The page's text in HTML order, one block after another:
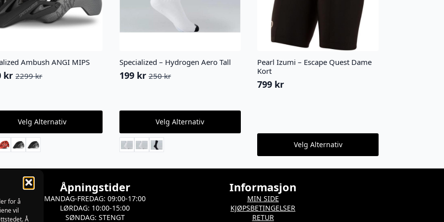
for å
vil
Å
Ambush ANGI MIPS
2299kr
kr.
kr
kr.
Velg Alternativ
Specialized – Hydrogen Aero Tall
250kr
Opprinnelig
250 kr.
199 kr
Nåværende
199 kr.
Velg Alternativ
har
flere
varianter.
kan
på
produktsiden
Pearl Izumi – Escape Quest Dame
Kort
799 kr
Velg Alternativ
har
Alternativene
kan
velges
på
Åpningstider
MANDAG-FREDAG: 09:00-17:00
LØRDAG: 10:00-15:00
SØNDAG: STENGT
Informasjon
MIN SIDE
KJØPSBETINGELSER
RETUR